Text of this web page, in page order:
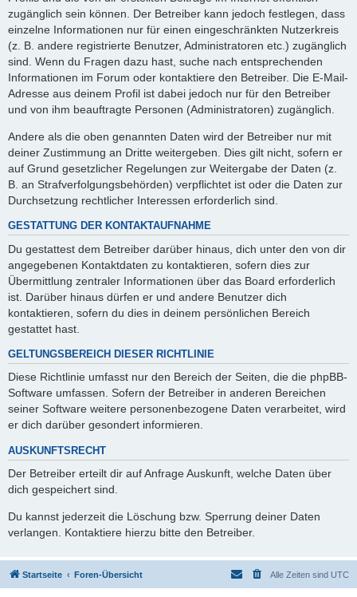
zugänglich sein können. Der Betreiber kann jedoch festlegen, dass
einzelne Informationen nur für einen eingeschränkten Nutzerkreis
(z. B. andere registrierte Benutzer, Administratoren etc.) zugänglich
sind. Wenn du Fragen dazu hast, suche nach entsprechenden
Informationen im Forum oder kontaktiere den Betreiber. Die E-Mail-
Adresse aus deinem Profil ist dabei jedoch nur für den Betreiber
und von ihm beauftragte Personen (Administratoren) zugänglich.
Andere als die oben genannten Daten wird der Betreiber nur mit
deiner Zustimmung an Dritte weitergeben. Dies gilt nicht, sofern er
auf Grund gesetzlicher Regelungen zur Weitergabe der Daten (z.
B. an Strafverfolgungsbehörden) verpflichtet ist oder die Daten zur
Durchsetzung rechtlicher Interessen erforderlich sind.
GESTATTUNG DER KONTAKTAUFNAHME
Du gestattest dem Betreiber darüber hinaus, dich unter den von dir
angegebenen Kontaktdaten zu kontaktieren, sofern dies zur
Übermittlung zentraler Informationen über das Board erforderlich
ist. Darüber hinaus dürfen er und andere Benutzer dich
kontaktieren, sofern du dies in deinem persönlichen Bereich
gestattet hast.
GELTUNGSBEREICH DIESER RICHTLINIE
Diese Richtlinie umfasst nur den Bereich der Seiten, die die phpBB-
Software umfassen. Sofern der Betreiber in anderen Bereichen
seiner Software weitere personenbezogene Daten verarbeitet, wird
er dich darüber gesondert informieren.
AUSKUNFTSRECHT
Der Betreiber erteilt dir auf Anfrage Auskunft, welche Daten über
dich gespeichert sind.
Du kannst jederzeit die Löschung bzw. Sperrung deiner Daten
verlangen. Kontaktiere hierzu bitte den Betreiber.
Startseite Foren-Übersicht Alle Zeiten sind UTC